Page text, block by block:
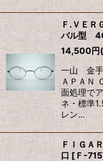
Ｆ.ＶＥ
バル型
14,500円
一山 金
ＡＰＡＮ
面処理で
ネ・標準
レン…
ＦＩＧ
口 [Ｆ-715